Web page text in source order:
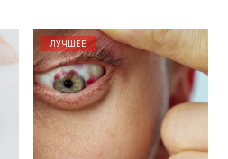
ЛУЧШЕЕ